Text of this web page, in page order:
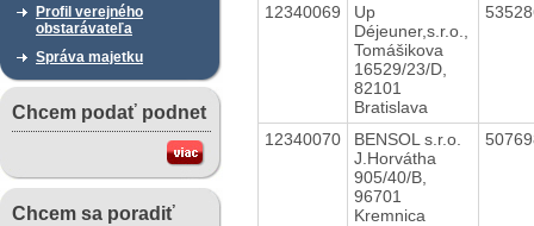
Profil verejného
obstarávateľa
Správa majetku
Chcem podať podnet
Chcem sa poradiť
12340069
Up
Déjeuner,s.r.o.,
Tomášikova
16529/23/D,
82101
Bratislava
12340070
BENSOL s.r.o.
J.Horvátha
905/40/B,
96701
Kremnica